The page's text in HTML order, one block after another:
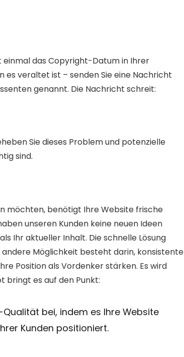
einmal das Copyright-Datum in Ihrer
es veraltet ist – senden Sie eine Nachricht
genannt. Die Nachricht schreit:
Sie dieses Problem und potenzielle
sind.
möchten, benötigt Ihre Website frische
unseren Kunden keine neuen Ideen
Ihr aktueller Inhalt. Die schnelle Lösung
Möglichkeit besteht darin, konsistente
Position als Vordenker stärken. Es wird
bringt es auf den Punkt:
bei, indem es Ihre Website
Kunden positioniert.